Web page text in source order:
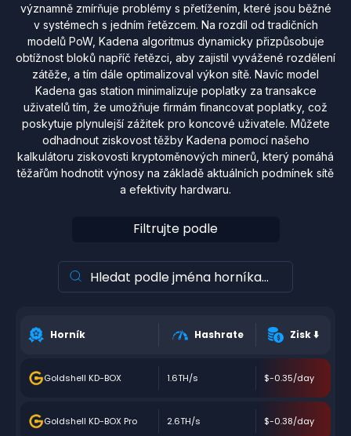
významně zmírňuje problémy s přetížením, které jsou běžné
v systémech s jedním řetězcem. Na rozdíl od tradičních
modelů PoW, Kadena algoritmus dynamicky přizpůsobuje
obtížnost bloků napříč řetězci, aby zajistil vyvážené rozdělení
zátěže, a tím dále optimalizoval výkon sítě. Navíc model
Kadena gas station minimalizuje poplatky za transakce
uživatelů tím, že umožňuje firmám financovat poplatky, což
poskytuje plynulejší zážitek pro koncové uživatele. Můžete
odhadnout ziskovost těžby Kadena pomocí našeho
kalkulátoru ziskovosti kryptoměnových minerů, který pomáhá
těžařům hodnotit výnosy na základě aktuálních podmínek sítě
a efektivity hardwaru.
Filtrujte podle
Horník Hashrate Zisk⬇️
Goldshell KD-BOX 1.6TH/s $-0.35/day
Goldshell KD-BOX Pro 2.6TH/s $-0.38/day